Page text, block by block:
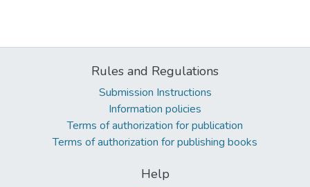
Rules and Regulations
Submission Instructions
Information policies
Terms of authorization for publication
Terms of authorization for publishing books
Help